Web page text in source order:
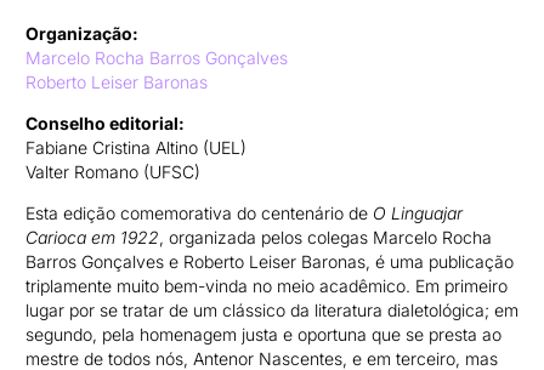
Organização:
Marcelo Rocha Barros Gonçalves
Roberto Leiser Baronas
Conselho editorial:
Fabiane Cristina Altino (UEL)
Valter Romano (UFSC)
Esta edição comemorativa do centenário de O Linguajar
Carioca em 1922, organizada pelos colegas Marcelo Rocha
Barros Gonçalves e Roberto Leiser Baronas, é uma publicação
triplamente muito bem-vinda no meio acadêmico. Em primeiro
lugar por se tratar de um clássico da literatura dialetológica; em
segundo, pela homenagem justa e oportuna que se presta ao
mestre de todos nós, Antenor Nascentes, e em terceiro, mas